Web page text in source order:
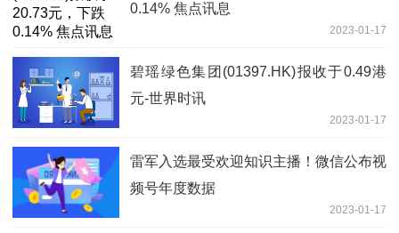
0.14% 焦点讯息
2023-01-17
碧瑶绿色集团(01397.HK)报收于0.49港
元-世界时讯
2023-01-17
雷军入选最受欢迎知识主播！微信公布视
频号年度数据
2023-01-17